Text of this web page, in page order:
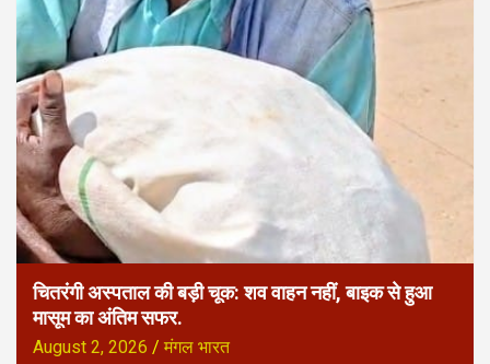
चितरंगी अस्पताल की बड़ी चूक: शव वाहन नहीं, बाइक से हुआ
मासूम का अंतिम सफर.
August 2, 2026 मंगल भारत